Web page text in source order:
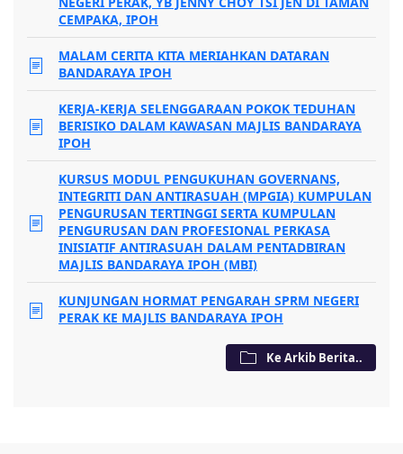
CEMPAKA, IPOH
MALAM CERITA KITA MERIAHKAN DATARAN
BANDARAYA IPOH
KERJA-KERJA SELENGGARAAN POKOK TEDUHAN
BERISIKO DALAM KAWASAN MAJLIS BANDARAYA
IPOH
KURSUS MODUL PENGUKUHAN GOVERNANS,
INTEGRITI DAN ANTIRASUAH (MPGIA) KUMPULAN
PENGURUSAN TERTINGGI SERTA KUMPULAN
PENGURUSAN DAN PROFESIONAL PERKASA
INISIATIF ANTIRASUAH DALAM PENTADBIRAN
MAJLIS BANDARAYA IPOH (MBI)
KUNJUNGAN HORMAT PENGARAH SPRM NEGERI
PERAK KE MAJLIS BANDARAYA IPOH
Ke Arkib Berita..